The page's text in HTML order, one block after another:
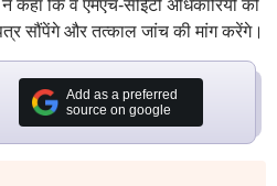
कि वे एमएच-सीईटी अधिकारियों को
सौंपेंगे और तत्काल जांच की मांग करेंगे।
Add as a preferred
source on google